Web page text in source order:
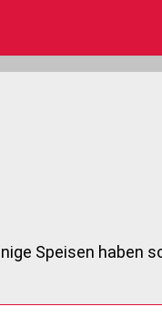
Speisen haben